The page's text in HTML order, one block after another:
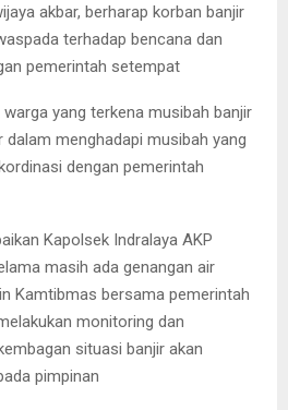
akbar, berharap korban banjir
terhadap bencana dan
pemerintah setempat
warga yang terkena musibah banjir
menghadapi musibah yang
dengan pemerintah
Kapolsek Indralaya AKP
masih ada genangan air
Kamtibmas bersama pemerintah
monitoring dan
situasi banjir akan
pimpinan